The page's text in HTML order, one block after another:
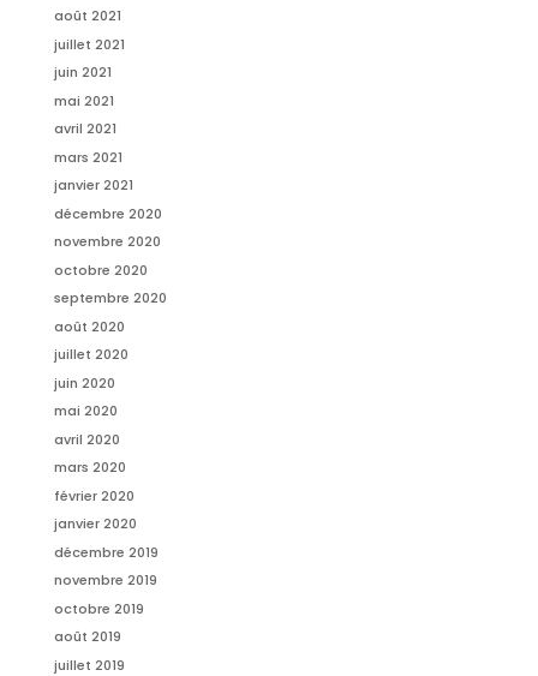
août 2021
juillet 2021
juin 2021
mai 2021
avril 2021
mars 2021
janvier 2021
décembre 2020
novembre 2020
octobre 2020
septembre 2020
août 2020
juillet 2020
juin 2020
mai 2020
avril 2020
mars 2020
février 2020
janvier 2020
décembre 2019
novembre 2019
octobre 2019
août 2019
juillet 2019